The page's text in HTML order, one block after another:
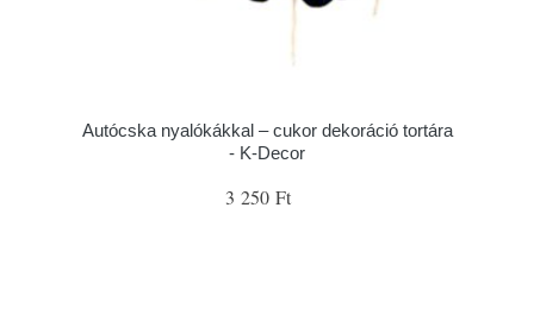
Autócska nyalókákkal – cukor dekoráció tortára
- K-Decor
3 250 Ft